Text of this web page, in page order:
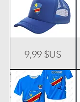
Devenir SPONSOR
Forfaits et Prix
Radio du Congo
Nous contacter
RDCPrix
9,99 $US